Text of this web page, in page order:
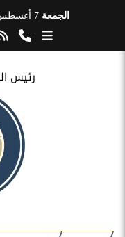
الجمعة 7 أغسطس 2026
رئيس